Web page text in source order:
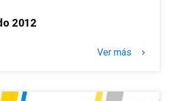
2012
Ver más keyboard_arrow_right